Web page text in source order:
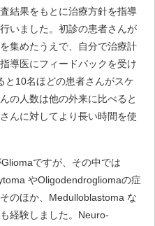
結果をもとに治療方針を指導
いました。初診の患者さんが
集めたうえで、自分で治療計
導医にフィードバックを受け
と10名ほどの患者さんがスケ
の人数は他の外来に比べると
んに対してより長い時間を使
ですが、その中では
やOligodendrogliomaの症
のほか、Medulloblastoma な
経験しました。Neuro-